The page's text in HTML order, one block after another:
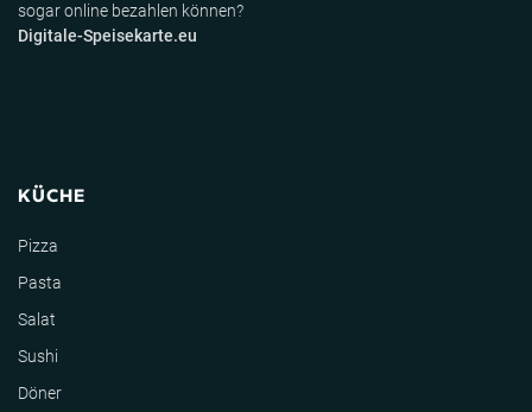
sogar online bezahlen können?
Digitale-Speisekarte.eu
KÜCHE
Pizza
Pasta
Salat
Sushi
Döner